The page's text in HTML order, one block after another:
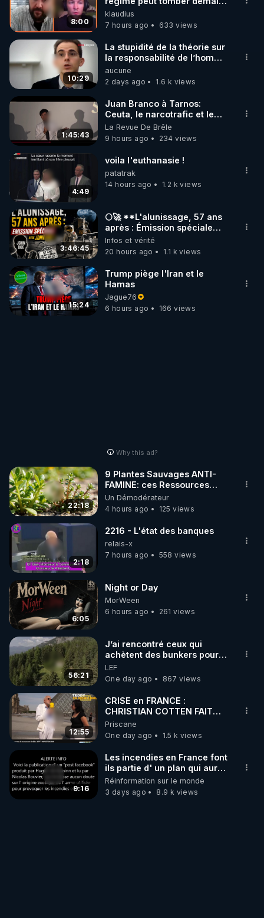
Rendez-vous sur http://rgnr.li/lechoubrave
code : REGENERE10
▶ 30 jours gratuit sur l’application de méditation et
de bien-être ENVOL :
Rendez-vous sur https://www.envol.app/code
le code : REGENERE
8:00
»
klaudius
7 hours ago
633 views
10:29
La stupidité de la théorie sur
la responsabilité de l’homme
concernant le dioxyde de
carbone.
aucune
2 days ago
1.6 k views
1:45:43
Juan Branco à Tarnos:
Ceuta, le narcotrafic et le
pouvoir en France
La Revue De Brêle
9 hours ago
234 views
4:49
voila l'euthanasie !
patatrak
14 hours ago
1.2 k views
3:46:45
🌕🚀 **L'alunissage, 57 ans
après : Émission spéciale
avec John Doe !** 👨 🚀✨
Infos et vérité
20 hours ago
1.1 k views
15:24
Trump piège l'Iran et le
Hamas
Jague76
6 hours ago
166 views
Why this ad?
22:18
9 Plantes Sauvages ANTI-
FAMINE: ces Ressources
JARDIN&des Haies
Un Démodérateur
4 hours ago
125 views
2:18
2216 - L'état des banques
relais-x
7 hours ago
558 views
6:05
Night or Day
MorWeen
6 hours ago
261 views
56:21
J’ai rencontré ceux qui
achètent des bunkers pour
survivre à la fin du monde
LEF
One day ago
867 views
12:55
CRISE en FRANCE :
CHRISTIAN COTTEN FAIT
une étrange découverte
Priscane
One day ago
1.5 k views
9:16
Les incendies en France font
ils partie d' un plan qui aurait
débuté le 11 septembre 2001
?
Réinformation sur le monde
3 days ago
8.9 k views